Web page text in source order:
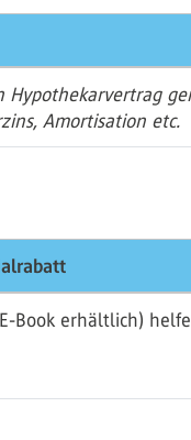
Amortisation etc.
Book erhältlich)